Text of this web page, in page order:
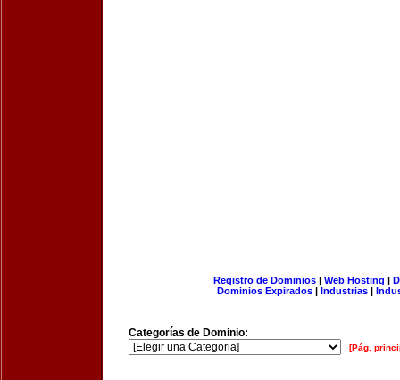
Registro de Dominios| Web Hosting |
Dominios Expirados | Industrias |
Categorías de Dominio:
[Pág.